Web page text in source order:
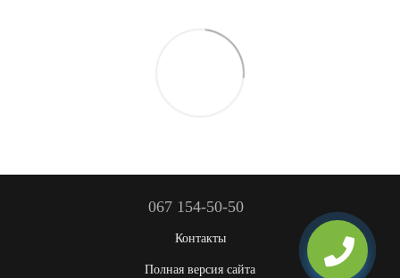
067 154-50-50
Контакты
Полная версия сайта